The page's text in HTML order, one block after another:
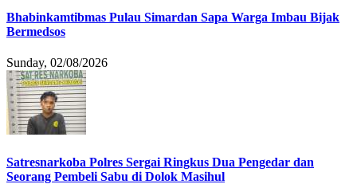
Bhabinkamtibmas Pulau Simardan Sapa Warga Imbau Bijak
Bermedsos
Sunday, 02/08/2026
Satresnarkoba Polres Sergai Ringkus Dua Pengedar dan
Seorang Pembeli Sabu di Dolok Masihul